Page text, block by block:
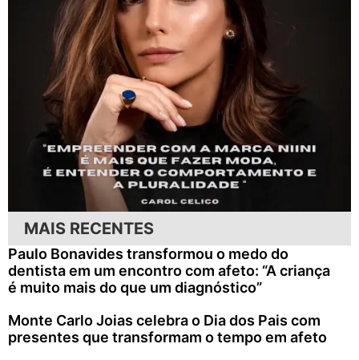
MAIS RECENTES
Paulo Bonavides transformou o medo do
dentista em um encontro com afeto: “A criança
é muito mais do que um diagnóstico”
Monte Carlo Joias celebra o Dia dos Pais com
presentes que transformam o tempo em afeto